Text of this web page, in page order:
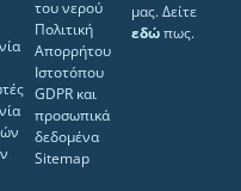
του νερού
Πολιτική
Απορρήτου
Ιστοτόπου
GDPR και
προσωπικά
δεδομένα
Sitemap
μας. Δείτε
εδώπως.